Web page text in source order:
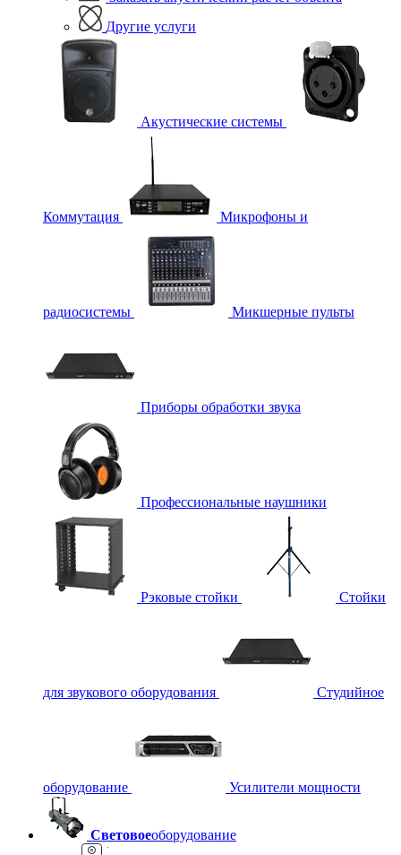
Другие услуги
Акустические системы
Коммутация Микрофоны и
радиосистемы Микшерные пульты
Приборы обработки звука
Профессиональные наушники
Рэковые стойки Стойки
для звукового оборудования Студийное
оборудование Усилители мощности
Световоеоборудование